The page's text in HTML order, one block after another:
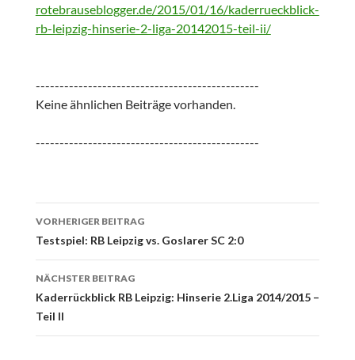
rotebrauseblogger.de/2015/01/16/kaderrueckblick-
rb-leipzig-hinserie-2-liga-20142015-teil-ii/
-----------------------------------------------
Keine ähnlichen Beiträge vorhanden.
-----------------------------------------------
Beitrags-
Navigation
VORHERIGER BEITRAG
Testspiel: RB Leipzig vs. Goslarer SC 2:0
NÄCHSTER BEITRAG
Kaderrückblick RB Leipzig: Hinserie 2.Liga 2014/2015 –
Teil II